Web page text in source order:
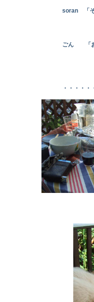
soran 「そう
ごん 「おかあ
・・・・・・・